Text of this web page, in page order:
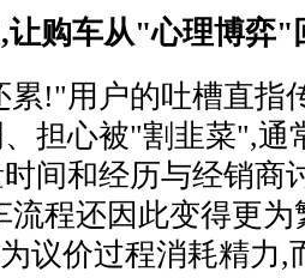
购车从"心理博弈"
!"用户的吐槽直指
担心被"割韭菜",通
间和经历与经销商
流程还因此变得更
议价过程消耗精力